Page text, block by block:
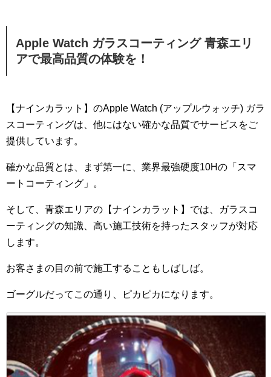
Apple Watch ガラスコーティング 青森エリ
アで最高品質の体験を！
【ナインカラット】のApple Watch (アップルウォッチ) ガラ
スコーティングは、他にはない確かな品質でサービスをご
提供しています。
確かな品質とは、まず第一に、業界最強硬度10Hの「スマ
ートコーティング」。
そして、青森エリアの【ナインカラット】では、ガラスコ
ーティングの知識、高い施工技術を持ったスタッフが対応
します。
お客さまの目の前で施工することもしばしば。
ゴーグルだってこの通り、ピカピカになります。